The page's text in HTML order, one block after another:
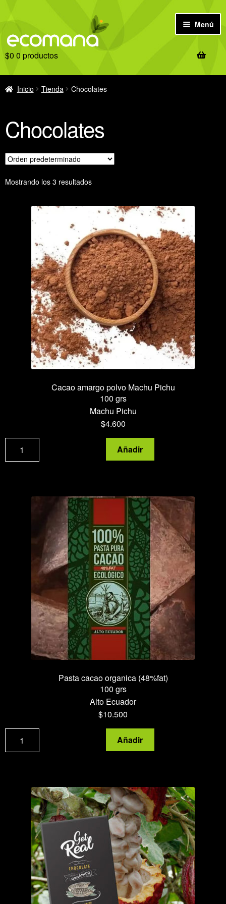
Ir
la
navegación
Ir
contenido
Menú
Inicio
Antes de comprar
$0 0 productos
Inicio Tienda Chocolates
Chocolates
Mostrando los 3 resultados
Cacao amargo polvo Machu Pichu
100 grs
Machu Pichu
$4.600
amargo
Pichu
Añadir
Pasta cacao organica (48%fat)
100 grs
Alto Ecuador
$10.500
cacao
cantidad
Añadir